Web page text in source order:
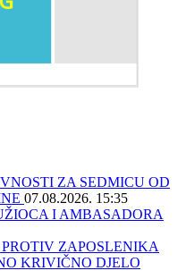
ZA SEDMICU OD
07.08.2026. 15:35
I AMBASADORA
ZAPOSLENIKA
KRIVIČNO DJELO